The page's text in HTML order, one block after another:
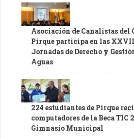
Asociación de Canalistas del
Pirque participa en las
Jornadas de Derecho y
Aguas
224 estudiantes de Pirque
computadores de la Beca TIC
Gimnasio Municipal